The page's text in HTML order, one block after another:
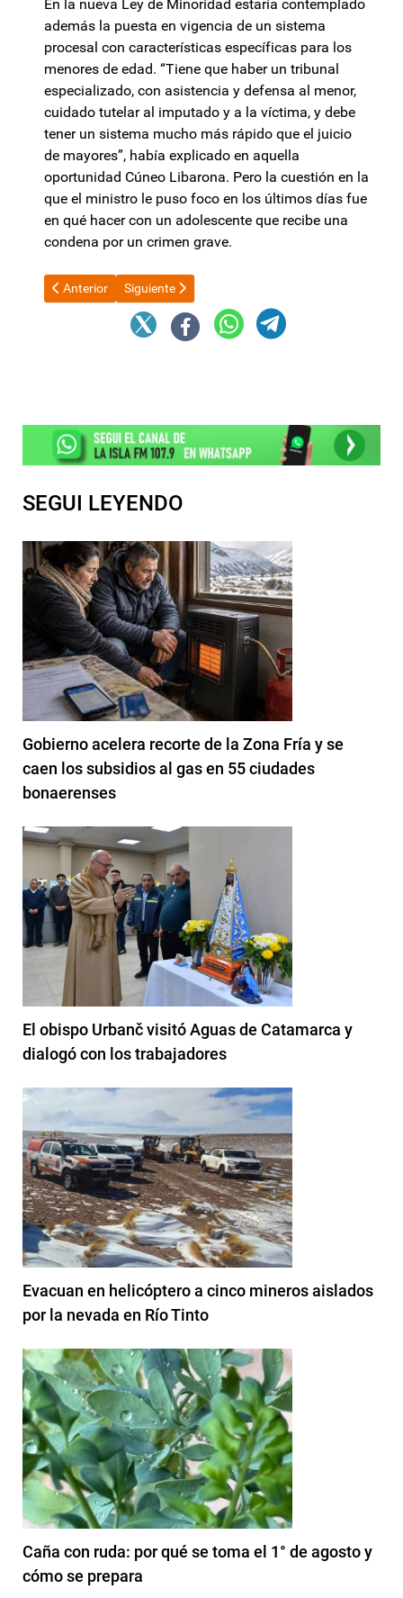
En la nueva Ley de Minoridad estaría contemplado
además la puesta en vigencia de un sistema
procesal con características específicas para los
menores de edad. “Tiene que haber un tribunal
especializado, con asistencia y defensa al menor,
cuidado tutelar al imputado y a la víctima, y debe
tener un sistema mucho más rápido que el juicio
de mayores”, había explicado en aquella
oportunidad Cúneo Libarona. Pero la cuestión en la
que el ministro le puso foco en los últimos días fue
en qué hacer con un adolescente que recibe una
condena por un crimen grave.
Artículo anterior: Javier Milei reveló por qué no avanzó con la
Anterior Artículo siguiente: Escasa convocatoria del
Siguiente
SEGUI LEYENDO
Gobierno acelera recorte de la Zona Fría y se
caen los subsidios al gas en 55 ciudades
bonaerenses
El obispo Urbanč visitó Aguas de Catamarca y
dialogó con los trabajadores
Evacuan en helicóptero a cinco mineros aislados
por la nevada en Río Tinto
Caña con ruda: por qué se toma el 1° de agosto y
cómo se prepara